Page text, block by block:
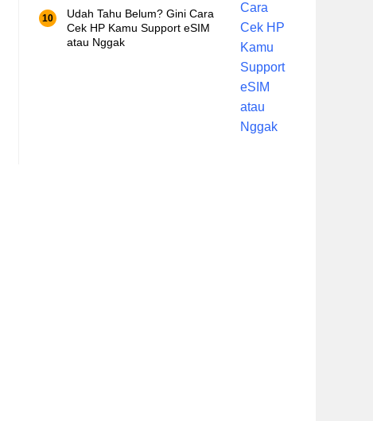
Udah Tahu Belum? Gini Cara
Cek HP Kamu Support eSIM
atau Nggak